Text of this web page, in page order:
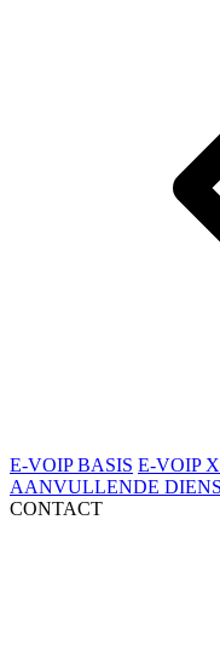
E-VOIP BASIS E-VOIP
AANVULLENDE
CONTACT